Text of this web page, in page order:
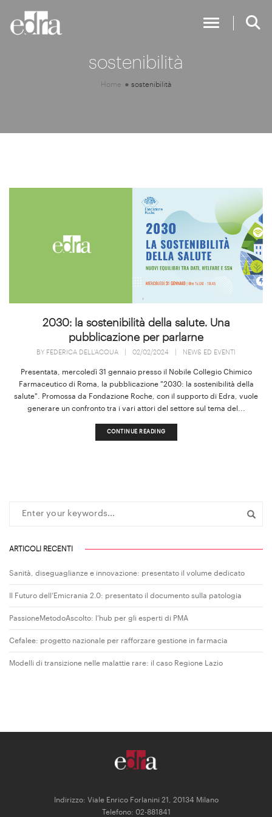
Toggle
sostenibilità
Home sostenibilità
2030: la sostenibilità della salute. Una
pubblicazione per parlarne
BY FEDERICA DELL'ACQUA 02/02/2024 NEWS ED EVENTI
Presentata, mercoledì 31 gennaio presso il Nobile Collegio Chimico
Farmaceutico di Roma, la pubblicazione "2030: la sostenibilità della
salute". Promossa da Fondazione Roche, con il supporto di Edra, vuole
generare un confronto tra i vari attori del settore sul tema del...
CONTINUE READING
ARTICOLI RECENTI
Sanità, diseguaglianze e innovazione: presentato il volume dedicato
Il Futuro dell’Emicrania 2.0: presentato il documento sulla patologia
PassioneMetodoAscolto: l’hub per gli esperti di PMA
Cefalee: progetto nazionale per rafforzare gestione in farmacia
Modelli di transizione nelle malattie rare: il caso Regione Lazio
Indirizzo: Viale Enrico Forlanini 21, 20134 Milano
Telefono: 02-881841